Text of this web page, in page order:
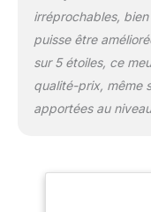
irréprochables,
puisse être
sur 5 étoiles, ce
qualité-prix, même
apportées au